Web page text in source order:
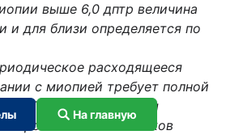
выше 6,0 дптр величина
и для близи определяется по
расходящееся
с миопией требует полной
При расходящемся
ношение очков
На главную